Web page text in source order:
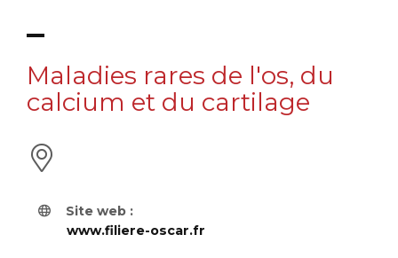
Maladies rares de l'os, du
calcium et du cartilage
Site web :
www.filiere-oscar.fr